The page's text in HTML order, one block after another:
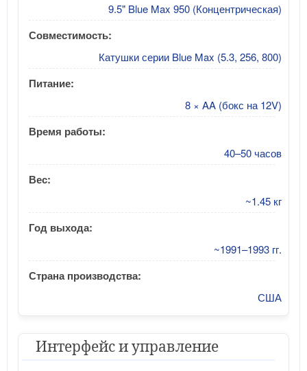
9.5" Blue Max 950 (Концентрическая)
Совместимость:
Катушки серии Blue Max (5.3, 256, 800)
Питание:
8 × AA (бокс на 12V)
Время работы:
40–50 часов
Вес:
~1.45 кг
Год выхода:
~1991–1993 гг.
Страна производства:
США
Интерфейс и управление